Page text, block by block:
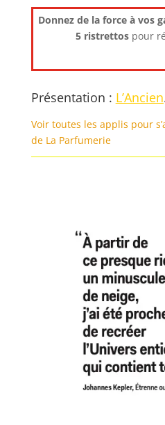
Donnez de la force à vos
5 ristrettos pour
Présentation : L’Ancien
Voir toutes les applis pour
de La Parfumerie